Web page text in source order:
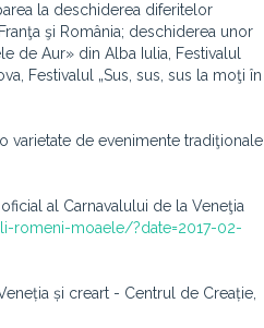
la deschiderea diferitelor
şi România; deschiderea unor
de Aur» din Alba Iulia, Festivalul
Festivalul „Sus, sus, sus la moţi în
varietate de evenimente tradiţionale
al Carnavalului de la Veneţia
romeni-moaele/?date=2017-02-
și creart - Centrul de Creație,